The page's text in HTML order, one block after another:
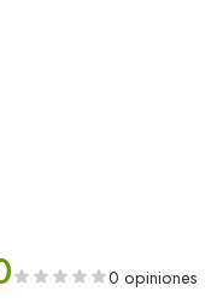
0 opiniones